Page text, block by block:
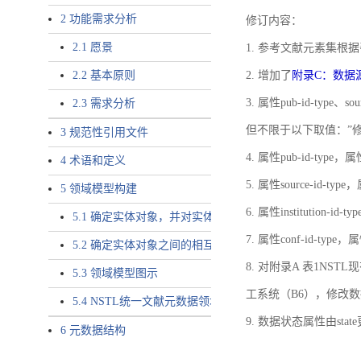
2 功能需求分析
2.1 愿景
2.2 基本原则
2.3 需求分析
3 规范性引用文件
4 术语和定义
5 领域模型构建
5.1 确定实体对象，并对实体对象命名
5.2 确定实体对象之间的相互关系，定义实体对象之间的
5.3 领域模型图示
5.4 NSTL统一文献元数据领域模型的验证
6 元数据结构
修订内容：
1. 参考文献元素集根
2. 增加了 附录C：数据
3. 属性pub-id-type、
但不限于以下取值：”
4. 属性pub-id-type，属
5. 属性source-id-type
6. 属性institution-id-
7. 属性conf-id-type，
8. 对附录A 表1NSTL
工系统（B6），修改
9. 数据状态属性由state